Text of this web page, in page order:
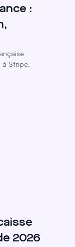
:
à Stripe,
2026